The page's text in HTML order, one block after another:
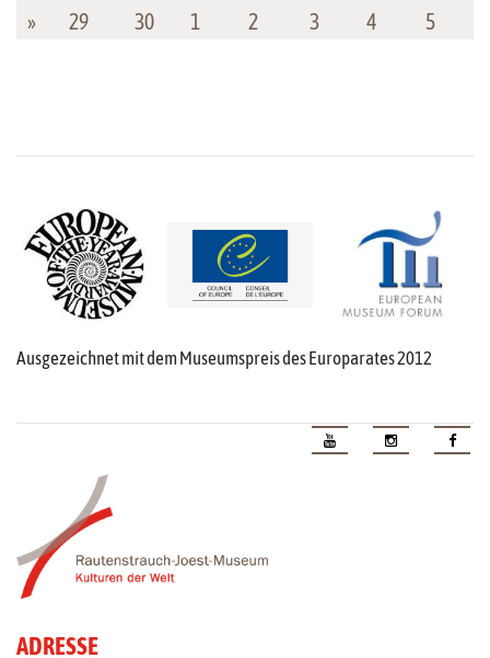
»
29 30 1 2 3 4 5
Ausgezeichnet mit dem Museumspreis des Europarates 2012
ADRESSE